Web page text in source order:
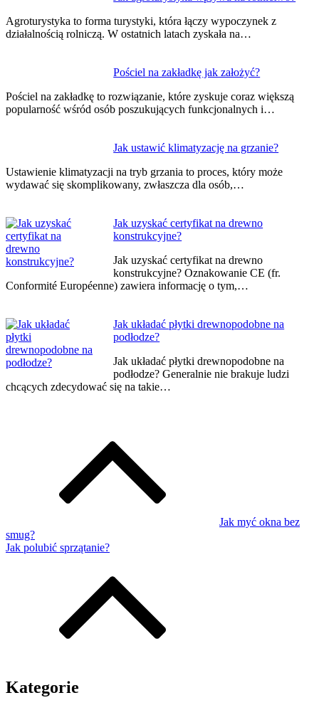
Agroturystyka to forma turystyki, która łączy wypoczynek z
działalnością rolniczą. W ostatnich latach zyskała na…
Pościel na zakładkę jak założyć?
Pościel na zakładkę to rozwiązanie, które zyskuje coraz większą
popularność wśród osób poszukujących funkcjonalnych i…
Jak ustawić klimatyzację na grzanie?
Ustawienie klimatyzacji na tryb grzania to proces, który może
wydawać się skomplikowany, zwłaszcza dla osób,…
Jak uzyskać certyfikat na drewno
konstrukcyjne?
Jak uzyskać certyfikat na drewno
konstrukcyjne? Oznakowanie CE (fr.
Conformité Européenne) zawiera informację o tym,…
Jak układać płytki drewnopodobne na
podłodze?
Jak układać płytki drewnopodobne na
podłodze? Generalnie nie brakuje ludzi
chcących zdecydować się na takie…
wpisu
Jak myć okna bez
smug?
Jak polubić sprzątanie?
Kategorie